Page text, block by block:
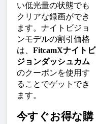
い低光量の状態でも
クリアな録画ができ
ます。ナイトビジョ
ンモデルの割引価格
は、 FitcamXナイトビ
ジョンダッシュカム
のクーポンを使用す
ることでゲットでき
ます。
今すぐお得な購